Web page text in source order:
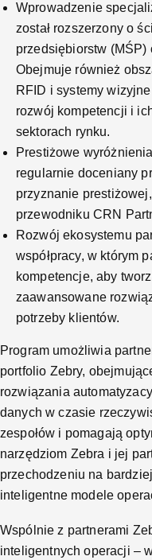
Wprowadzenie
został rozszerzony o
przedsiębiorstw (MŚP)
Obejmuje również
RFID i systemy
rozwój kompetencji i
sektorach rynku.
Prestiżowe
regularnie doceniany
przyznanie prestiżowej,
przewodniku CRN
Rozwój ekosystemu
współpracy, w którym
kompetencje, aby
zaawansowane
potrzeby klientów.
Program umożliwia
portfolio Zebry,
rozwiązania
danych w czasie
zespołów i pomagają
narzędziom Zebra i jej
przechodzeniu na
inteligentne modele
Wspólnie z partnerami
inteligentnych operacji –